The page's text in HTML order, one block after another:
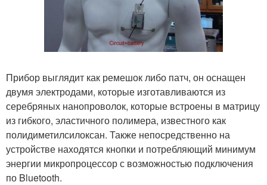
Прибор выглядит как ремешок либо патч, он оснащен
двумя электродами, которые изготавливаются из
серебряных нанопроволок, которые встроены в матрицу
из гибкого, эластичного полимера, известного как
полидиметилсилоксан. Также непосредственно на
устройстве находятся кнопки и потребляющий минимум
энергии микропроцессор с возможностью подключения
по Bluetooth.